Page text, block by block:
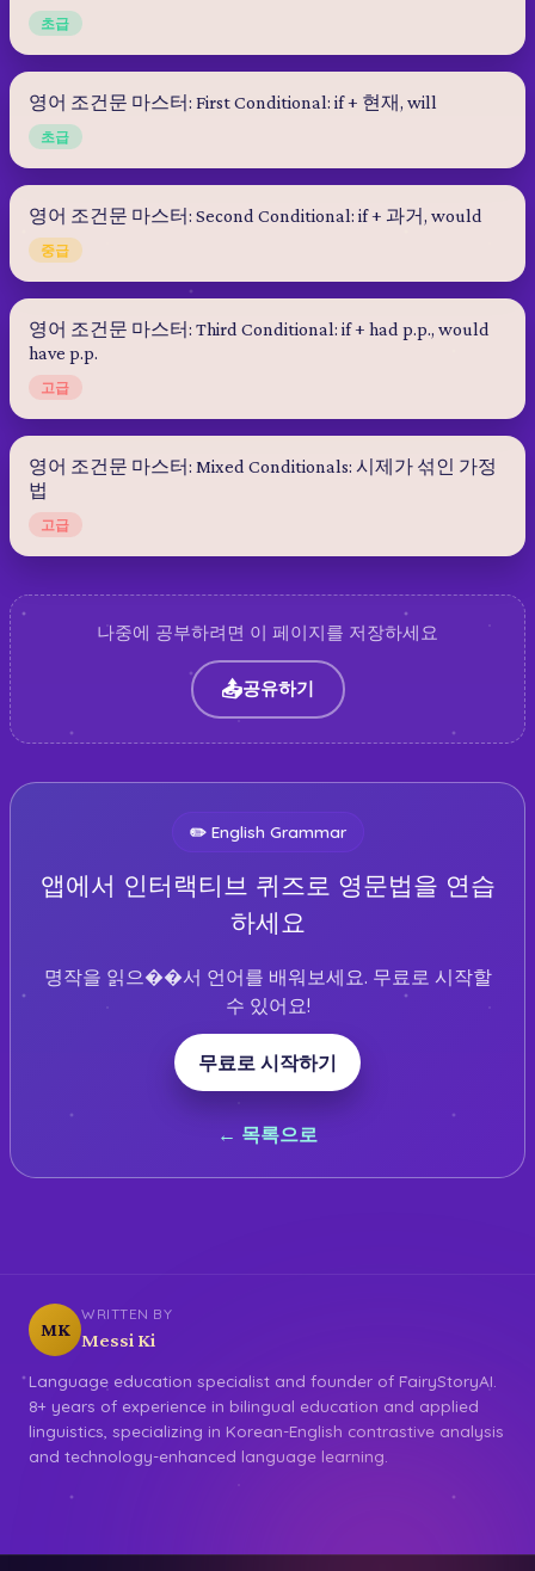
초급
영어 조건문 마스터: First Conditional: if + 현재, will
초급
영어 조건문 마스터: Second Conditional: if + 과거, would
중급
영어 조건문 마스터: Third Conditional: if + had p.p., would
have p.p.
고급
영어 조건문 마스터: Mixed Conditionals: 시제가 섞인 가정
법
고급
나중에 공부하려면 이 페이지를 저장하세요
📤공유하기
✏️ English Grammar
앱에서 인터랙티브 퀴즈로 영문법을 연습
하세요
명작을 읽으��서 언어를 배워보세요. 무료로 시작할
수 있어요!
무료로 시작하기
← 목록으로
MK
WRITTEN BY
Messi Ki
Language education specialist and founder of FairyStoryAI.
8+ years of experience in bilingual education and applied
linguistics, specializing in Korean-English contrastive analysis
and technology-enhanced language learning.